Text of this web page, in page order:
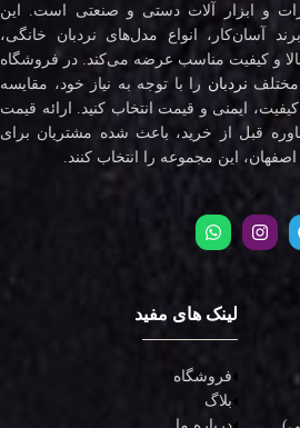
و ابزار آلات دستی و صنعتی است. این
آسان‌کار، انواع مدل‌های نردبان خانگی،
بالا و کیفیت مناسب عرضه می‌کند. در فروشگاه
نردبان را با توجه به نیاز خود، مقایسه
ایمنی و قیمت انتخاب کنید. ارائه قیمت
قبل از خرید، باعث شده مشتریان برای
این مجموعه را انتخاب کنند.
لینک های مفید
فروشگاه
بلاگ